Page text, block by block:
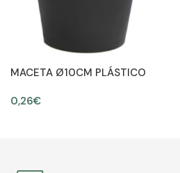
MACETA Ø10CM PLÁSTICO
0,26€